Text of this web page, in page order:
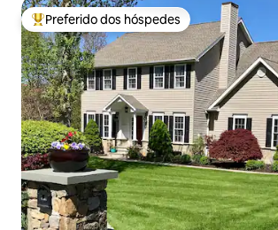
Entre os melhores preferidos dos hóspedes
Preferido dos hóspedes